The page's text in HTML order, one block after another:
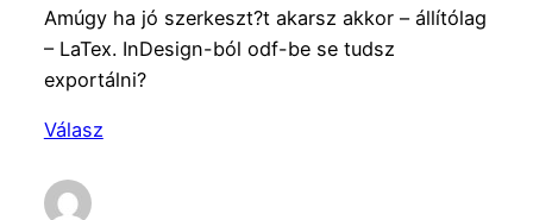
Amúgy ha jó szerkeszt?t akarsz akkor – állítólag
– LaTex. InDesign-ból odf-be se tudsz
exportálni?
Válasz